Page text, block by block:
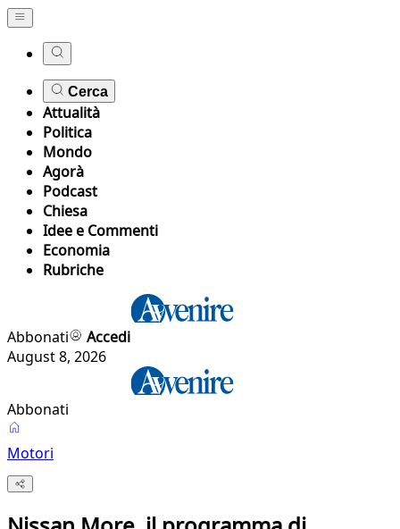
Cerca
Attualità
Politica
Mondo
Agorà
Podcast
Chiesa
Idee e Commenti
Economia
Rubriche
Abbonati
Accedi
August 8, 2026
Abbonati
Motori